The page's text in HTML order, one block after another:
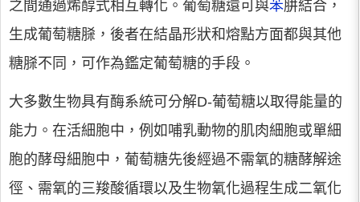
之間通過烯醇式相互轉化。葡萄糖還可與苯肼結合，
生成葡萄糖脎，後者在結晶形狀和熔點方面都與其他
糖脎不同，可作為鑑定葡萄糖的手段。
大多數生物具有酶系統可分解D-葡萄糖以取得能量的
能力。在活細胞中，例如哺乳動物的肌肉細胞或單細
胞的酵母細胞中，葡萄糖先後經過不需氧的糖酵解途
徑、需氧的三羧酸循環以及生物氧化過程生成二氧化